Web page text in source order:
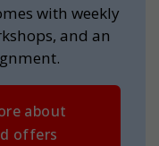
with weekly
and an
about
offers